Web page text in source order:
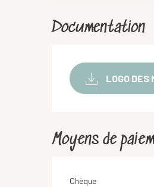
Documentation
LOGO DES
Moyens de
Chèque